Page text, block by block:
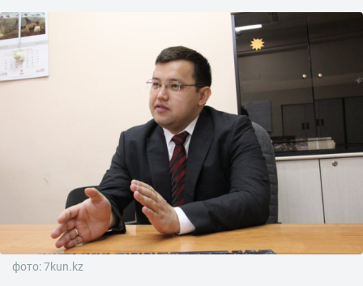
фото: 7kun.kz